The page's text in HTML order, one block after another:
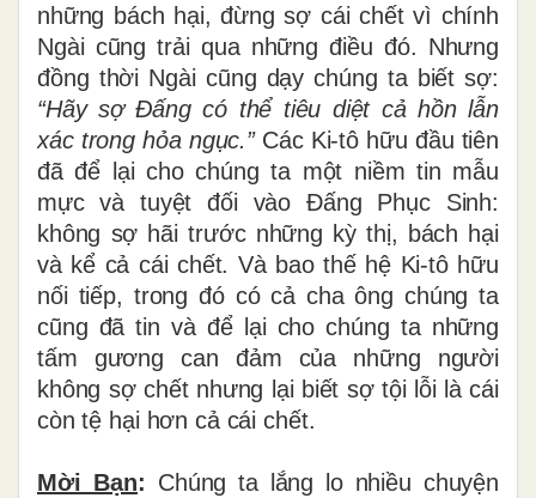
những bách hại, đừng sợ cái chết vì chính
Ngài cũng trải qua những điều đó. Nhưng
đồng thời Ngài cũng dạy chúng ta biết sợ:
“Hãy sợ Đấng có thể tiêu diệt cả hồn lẫn
xác trong hỏa ngục.”Các Ki-tô hữu đầu tiên
đã để lại cho chúng ta một niềm tin mẫu
mực và tuyệt đối vào Đấng Phục Sinh:
không sợ hãi trước những kỳ thị, bách hại
và kể cả cái chết. Và bao thế hệ Ki-tô hữu
nối tiếp, trong đó có cả cha ông chúng ta
cũng đã tin và để lại cho chúng ta những
tấm gương can đảm của những người
không sợ chết nhưng lại biết sợ tội lỗi là cái
còn tệ hại hơn cả cái chết.
Mời Bạn: Chúng ta lắng lo nhiều chuyện